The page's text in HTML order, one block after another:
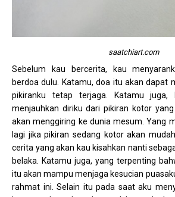
saatchiart.com
Sebelum kau bercerita, kau
berdoa dulu. Katamu, doa itu akan dapat
pikiranku tetap terjaga. Katamu juga,
menjauhkan diriku dari pikiran kotor
akan menggiring ke dunia mesum. Yang
lagi jika pikiran sedang kotor akan
cerita yang akan kau kisahkan nanti
belaka. Katamu juga, yang terpenting
itu akan mampu menjaga kesucian
rahmat ini. Selain itu pada saat aku